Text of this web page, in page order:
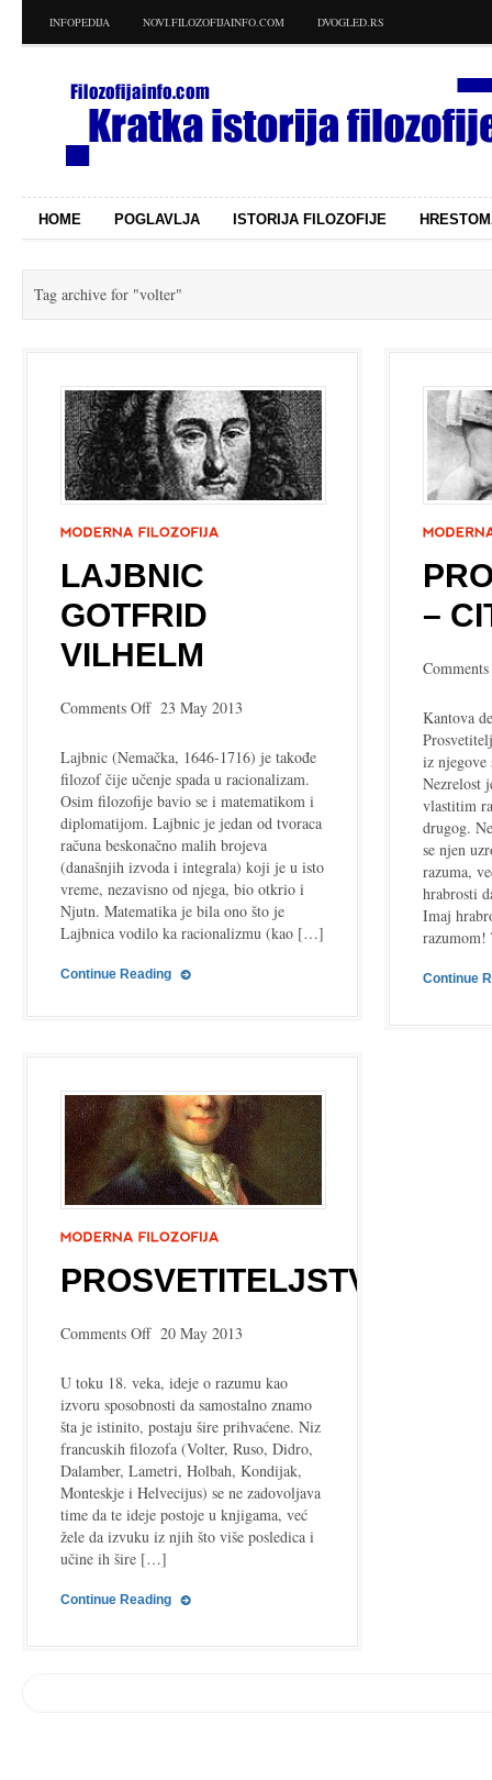
INFOPEDIJA NOVI.FILOZOFIJAINFO.COM DVOGLED.RS
HOME POGLAVLJA ISTORIJA FILOZOFIJE
Tag archive for "volter"
LAJBNIC
GOTFRID
VILHELM
Comments Offon
Gotfrid
Vilhelm
23 May 2013
Lajbnic (Nemačka, 1646-1716) je takođe
filozof čije učenje spada u racionalizam.
Osim filozofije bavio se i matematikom i
diplomatijom. Lajbnic je jedan od tvoraca
računa beskonačno malih brojeva
(današnjih izvoda i integrala) koji je u isto
vreme, nezavisno od njega, bio otkrio i
Njutn. Matematika je bila ono što je
Lajbnica vodilo ka racionalizmu (kao […]
Continue Reading
–
Kantova
iz njegove
Nezrelost
vlastitim
drugog.
se njen
razuma,
hrabrosti
Imaj
Continue
PROSVETITELJSTVO
Comments Offon20 May 2013
U toku 18. veka, ideje o razumu kao
izvoru sposobnosti da samostalno znamo
šta je istinito, postaju šire prihvaćene. Niz
francuskih filozofa (Volter, Ruso, Didro,
Dalamber, Lametri, Holbah, Kondijak,
Monteskje i Helvecijus) se ne zadovoljava
time da te ideje postoje u knjigama, već
žele da izvuku iz njih što više posledica i
učine ih šire […]
Continue Reading